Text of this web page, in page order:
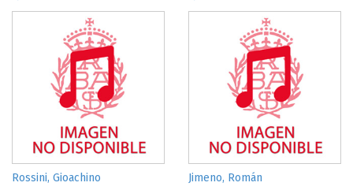
Rossini, Gioachino Jimeno, Román